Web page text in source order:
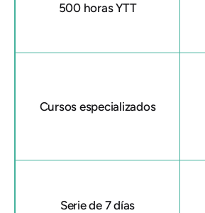
500 horas YTT
Cursos especializados
Serie de 7 días